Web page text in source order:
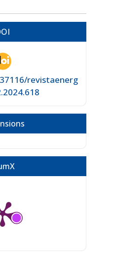
revistaenerg